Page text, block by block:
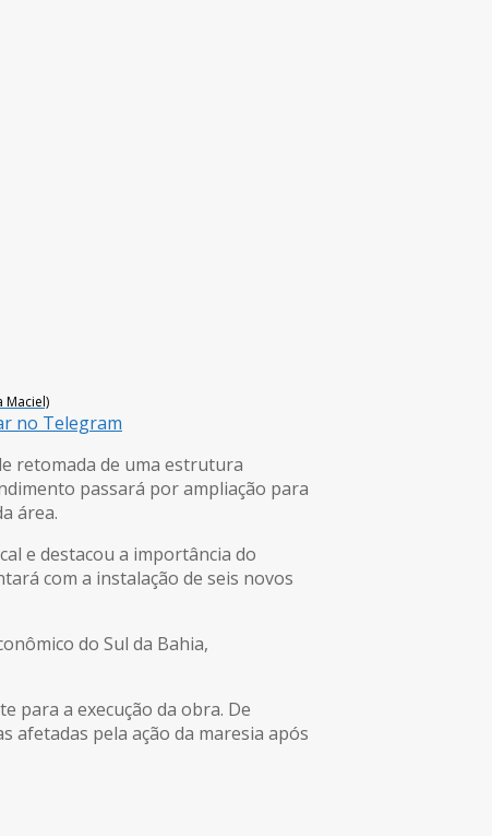
Maciel)
no Telegram
retomada de uma estrutura
passará por ampliação para
área.
e destacou a importância do
com a instalação de seis novos
do Sul da Bahia,
para a execução da obra. De
afetadas pela ação da maresia após